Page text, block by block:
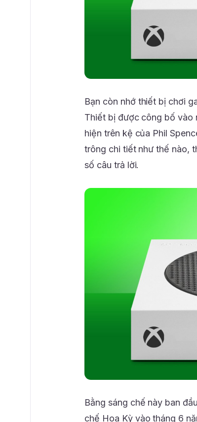
Bạn còn nhớ thiết bị chơi
Thiết bị được công bố vào
hiện trên kệ của Phil
trông chi tiết như thế nào,
số câu trả lời.
Bằng sáng chế này ban
chế Hoa Kỳ vào tháng 6